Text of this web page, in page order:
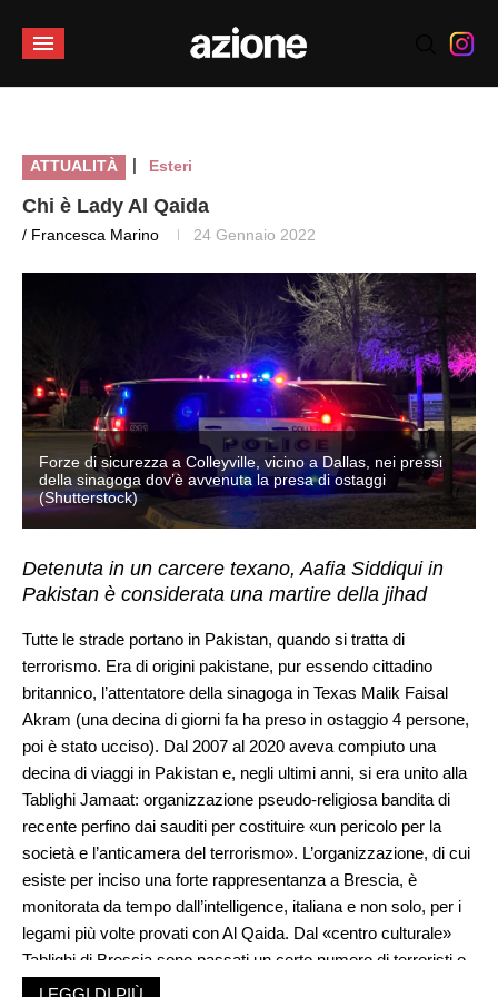
ATTUALITÀ | Esteri
Chi è Lady Al Qaida
/ Francesca Marino 24 Gennaio 2022
Forze di sicurezza a Colleyville, vicino a Dallas, nei pressi
della sinagoga dov’è avvenuta la presa di ostaggi
(Shutterstock)
Detenuta in un carcere texano, Aafia Siddiqui in
Pakistan è considerata una martire della jihad
Tutte le strade portano in Pakistan, quando si tratta di
terrorismo. Era di origini pakistane, pur essendo cittadino
britannico, l’attentatore della sinagoga in Texas Malik Faisal
Akram (una decina di giorni fa ha preso in ostaggio 4 persone,
poi è stato ucciso). Dal 2007 al 2020 aveva compiuto una
decina di viaggi in Pakistan e, negli ultimi anni, si era unito alla
Tablighi Jamaat: organizzazione pseudo-religiosa bandita di
recente perfino dai sauditi per costituire «un pericolo per la
società e l’anticamera del terrorismo». L’organizzazione, di cui
esiste per inciso una forte rappresentanza a Brescia, è
monitorata da tempo dall’intelligence, italiana e non solo, per i
legami più volte provati con Al Qaida. Dal «centro culturale»
Tablighi di Brescia sono passati un certo numero di terroristi o
ideologi del terrorismo. Sia in Francia che in Inghilterra sia negli